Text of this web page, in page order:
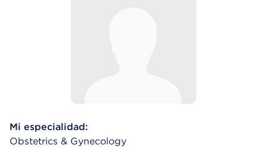
Mi especialidad:
Obstetrics & Gynecology